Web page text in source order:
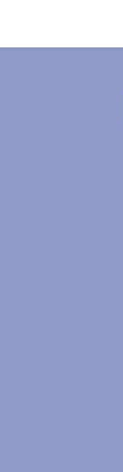
content